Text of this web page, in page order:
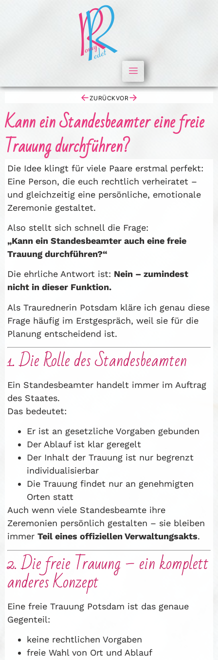
←ZURÜCK →
VOR
Kann ein Standesbeamter eine freie
Trauung durchführen?
Die Idee klingt für viele Paare erstmal perfekt:
Eine Person, die euch rechtlich verheiratet –
und gleichzeitig eine persönliche, emotionale
Zeremonie gestaltet.
Also stellt sich schnell die Frage:
„Kann ein Standesbeamter auch eine freie
Trauung durchführen?“
Die ehrliche Antwort ist: Nein – zumindest
nicht in dieser Funktion.
Als Traurednerin Potsdam kläre ich genau diese
Frage häufig im Erstgespräch, weil sie für die
Planung entscheidend ist.
1. Die Rolle des Standesbeamten
Ein Standesbeamter handelt immer im Auftrag
des Staates.
Das bedeutet:
Er ist an gesetzliche Vorgaben gebunden
Der Ablauf ist klar geregelt
Der Inhalt der Trauung ist nur begrenzt
individualisierbar
Die Trauung findet nur an genehmigten
Orten statt
Auch wenn viele Standesbeamte ihre
Zeremonien persönlich gestalten – sie bleiben
immer Teil eines offiziellen Verwaltungsakts.
2. Die freie Trauung – ein komplett
anderes Konzept
Eine freie Trauung Potsdam ist das genaue
Gegenteil:
keine rechtlichen Vorgaben
freie Wahl von Ort und Ablauf